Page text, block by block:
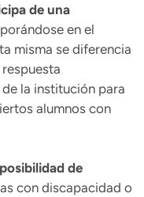
de una
en el
misma se diferencia
la institución para
alumnos con
de
con discapacidad o